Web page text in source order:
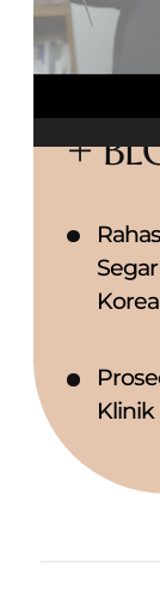
+
Korea
Klinik